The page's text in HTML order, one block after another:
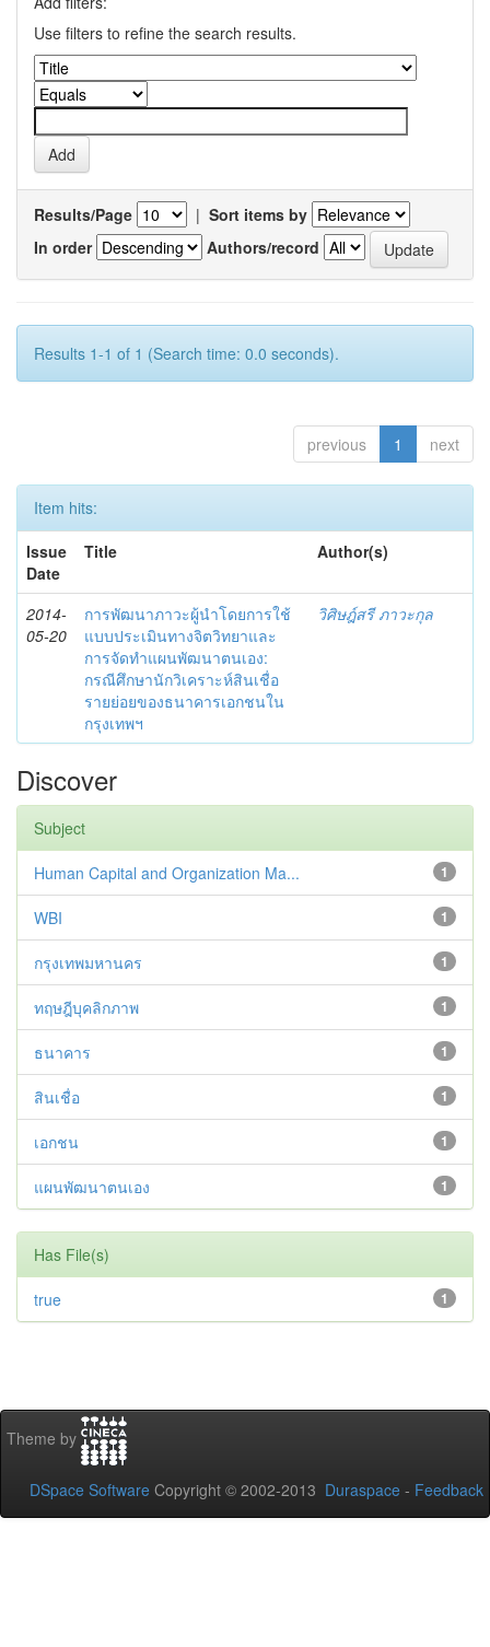
Use filters to refine the search results.
Results/Page | Sort items by
In order
Authors/record
Results 1-1 of 1 (Search time: 0.0 seconds).
previous 1 next
Item hits:
Issue
Date
Title Author(s)
2014-
05-20
การพัฒนาภาวะผู้นำโดยการใช้
แบบประเมินทางจิตวิทยาและ
การจัดทำแผนพัฒนาตนเอง:
กรณีศึกษานักวิเคราะห์สินเชื่อ
รายย่อยของธนาคารเอกชนใน
กรุงเทพฯ
วิศิษฎ์สรี ภาวะกุล
Discover
Subject
1
Human Capital and Organization Ma...
1
WBI
1
กรุงเทพมหานคร
1
ทฤษฎีบุคลิกภาพ
1
ธนาคาร
1
สินเชื่อ
1
เอกชน
1
แผนพัฒนาตนเอง
Has File(s)
1
true
Theme by
DSpace Software Copyright © 2002-2013 Duraspace - Feedback